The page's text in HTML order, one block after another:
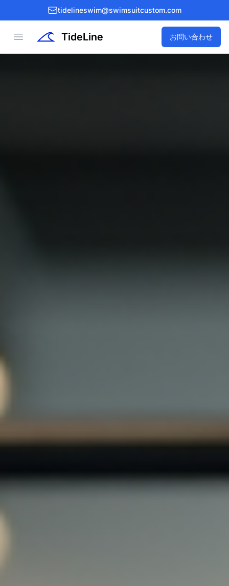
tidelineswim@swimsuitcustom.com
Open menu TideLine お問い合わせ